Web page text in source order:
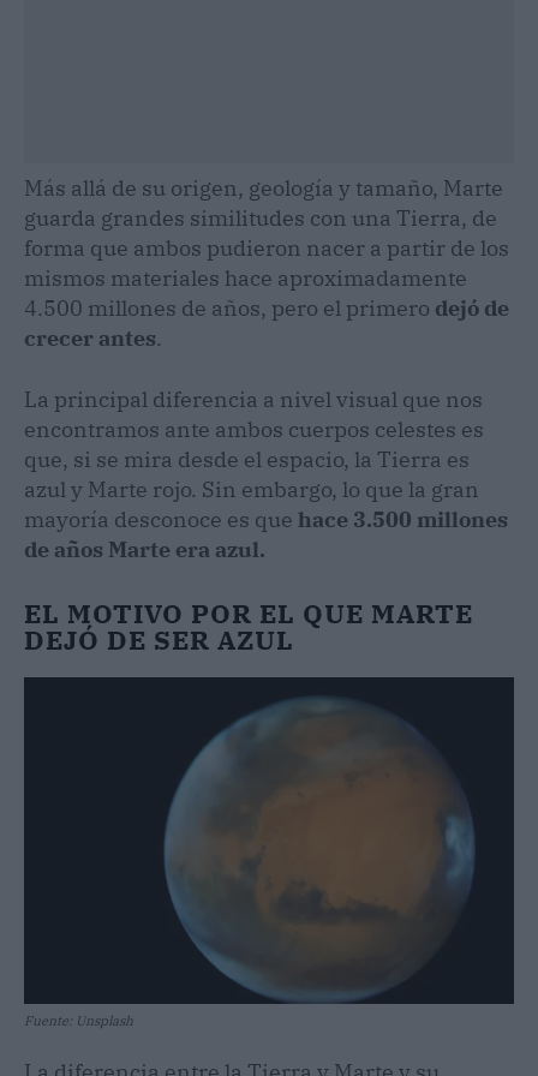
Más allá de su origen, geología y tamaño, Marte
guarda grandes similitudes con una Tierra, de
forma que ambos pudieron nacer a partir de los
mismos materiales hace aproximadamente
4.500 millones de años, pero el primero dejó de
crecer antes.
La principal diferencia a nivel visual que nos
encontramos ante ambos cuerpos celestes es
que, si se mira desde el espacio, la Tierra es
azul y Marte rojo. Sin embargo, lo que la gran
mayoría desconoce es que hace 3.500 millones
de años Marte era azul.
EL MOTIVO POR EL QUE MARTE
DEJÓ DE SER AZUL
Fuente: Unsplash